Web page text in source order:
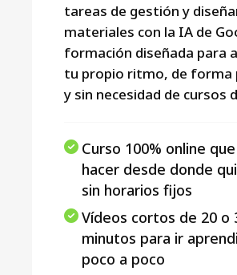
tareas de gestión y
materiales con la IA de
formación diseñada para
tu propio ritmo, de forma
y sin necesidad de cursos
Curso 100% online
hacer desde donde
sin horarios fijos
Vídeos cortos de 20 o
minutos para ir
poco a poco